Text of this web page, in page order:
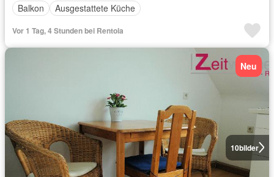
Balkon
Ausgestattete Küche
Vor 1 Tag, 4 Stunden bei Rentola
10bilder
Neu